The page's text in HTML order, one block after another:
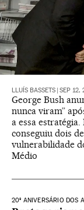
LLUÍS BASSETS SEP 12,
George Bush
nunca viram”
a essa
conseguiu dois
vulnerabilidade
Médio
20º ANIVERSÁRIO DOS